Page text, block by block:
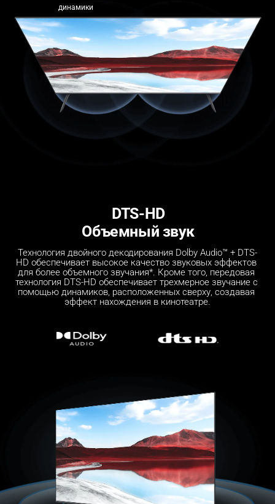
динамики
DTS-HD
Объемный звук
Технология двойного декодирования Dolby Audio™ + DTS-
HD обеспечивает высокое качество звуковых эффектов
для более объемного звучания*. Кроме того, передовая
технология DTS-HD обеспечивает трехмерное звучание с
помощью динамиков, расположенных сверху, создавая
эффект нахождения в кинотеатре.